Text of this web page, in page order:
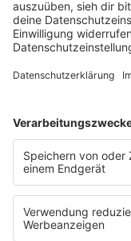
automatisierte
Ja, ich bin damit
Vorname und Ort
widerrufen.